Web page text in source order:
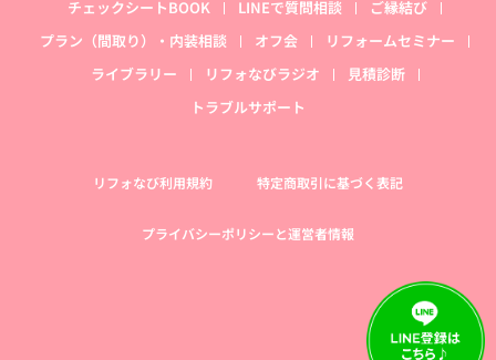
チェックシートBOOK LINEで質問相談
ご縁結び
プラン（間取り）・内装相談
オフ会
リフォームセミナー
ライブラリー
リフォなびラジオ
見積診断
トラブルサポート
リフォなび利用規約 特定商取引に基づく表記
プライバシーポリシーと運営者情報